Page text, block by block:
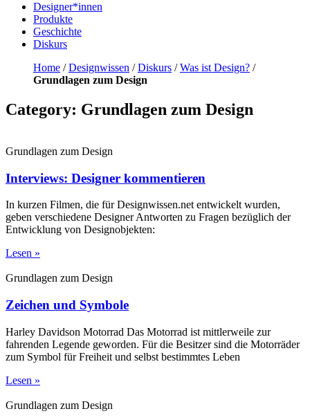
Designer*innen
Produkte
Geschichte
Diskurs
Home /Designwissen /Diskurs /Was ist Design? /
Grundlagen zum Design
Category: Grundlagen zum Design
Grundlagen zum Design
Interviews: Designer kommentieren
In kurzen Filmen, die für Designwissen.net entwickelt wurden,
geben verschiedene Designer Antworten zu Fragen bezüglich der
Entwicklung von Designobjekten:
Lesen »
Grundlagen zum Design
Zeichen und Symbole
Harley Davidson Motorrad Das Motorrad ist mittlerweile zur
fahrenden Legende geworden. Für die Besitzer sind die Motorräder
zum Symbol für Freiheit und selbst bestimmtes Leben
Lesen »
Grundlagen zum Design